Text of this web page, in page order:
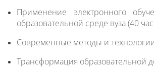
Применение электронного
образовательной среде вуза (40
Современные методы и
Трансформация образовательной